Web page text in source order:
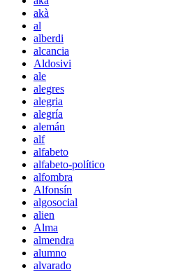
akà
al
alberdi
alcancia
Aldosivi
ale
alegres
alegria
alegría
alemán
alf
alfabeto
alfabeto-político
alfombra
Alfonsín
algosocial
alien
Alma
almendra
alumno
alvarado